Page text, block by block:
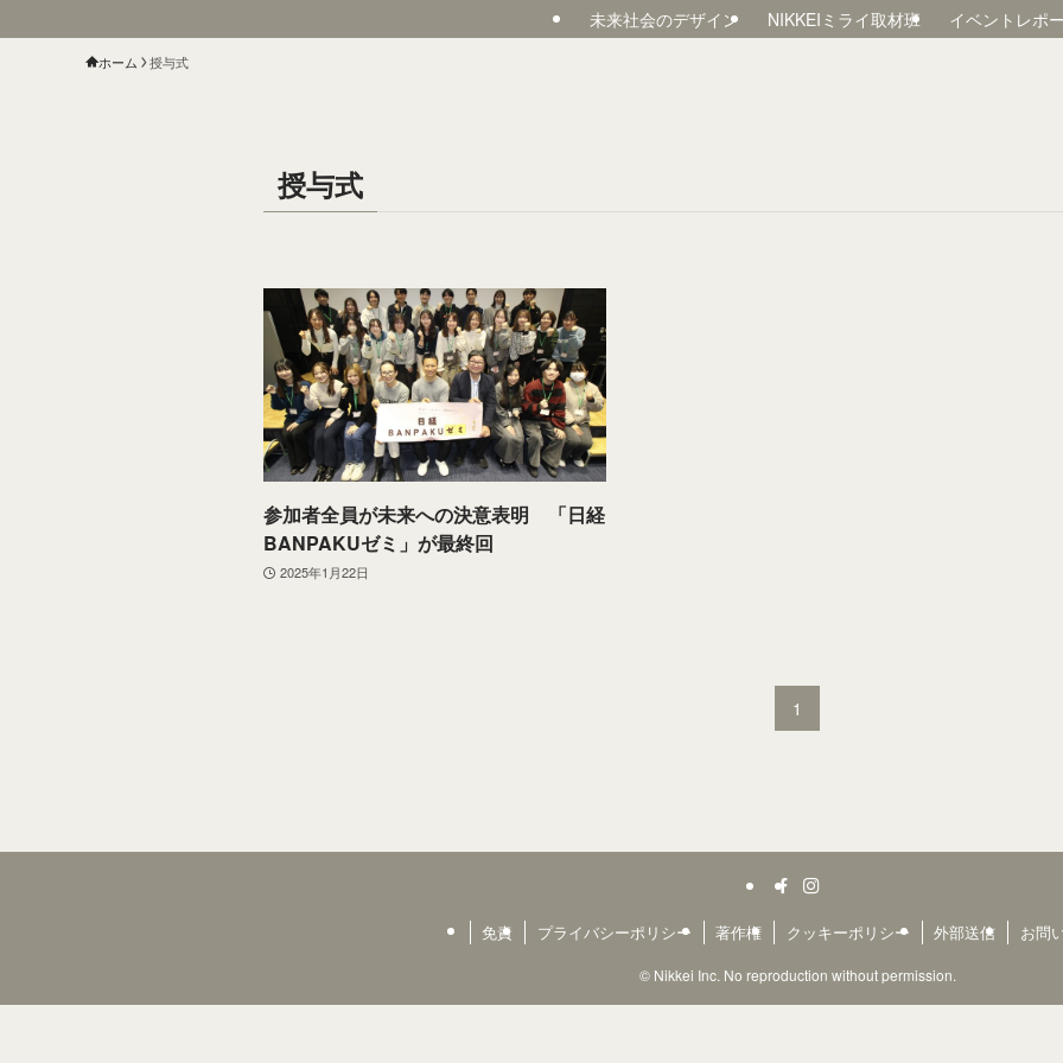
未来社会のデザイン NIKKEIミライ取材班 イベントレポ
ホーム 授与式
授与式
参加者全員が未来への決意表明 「日経
BANPAKUゼミ」が最終回
2025年1月22日
1
免責 プライバシーポリシー 著作権 クッキーポリシー 外部送信 お問
©Nikkei Inc. No reproduction without permission.